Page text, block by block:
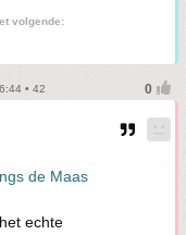
volgende:
• 42
de Maas
echte